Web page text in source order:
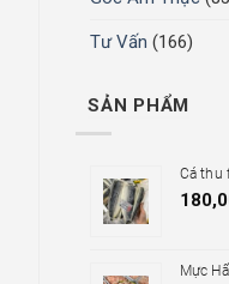
Tư Vấn (166)
SẢN PHẨM
Cá thu
Mực